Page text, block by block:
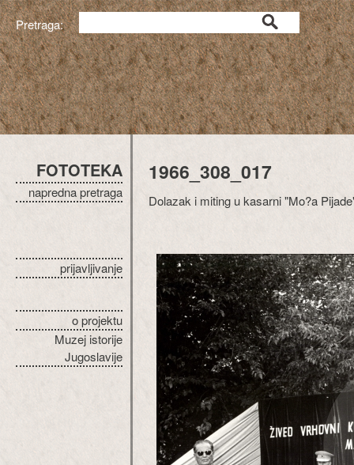
Pretraga:
FOTOTEKA
napredna pretraga
prijavljivanje
o projektu
Muzej istorije
Jugoslavije
1966_308_017
Dolazak i miting u kasarni "Mo?a